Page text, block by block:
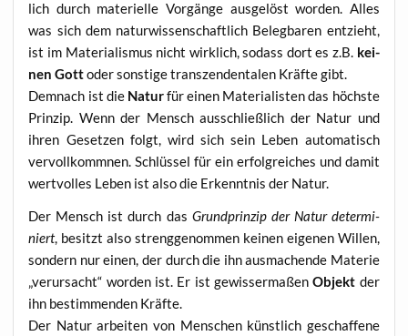
lich durch mate­ri­el­le Vor­gän­ge aus­ge­löst wor­den. Alles
was sich dem natur­wis­sen­schaft­lich Beleg­ba­ren ent­zieht,
ist im Mate­ria­lis­mus nicht wirk­lich, sodass dort es z.B. kei­
nen Gottoder sons­ti­ge tran­szen­den­ta­len Kräf­te gibt.
Dem­nach ist die Naturfür einen Mate­ria­lis­ten das höchs­te
Prin­zip. Wenn der Mensch aus­schließ­lich der Natur und
ihren Geset­zen folgt, wird sich sein Leben auto­ma­tisch
ver­voll­komm­nen. Schlüs­sel für ein erfolg­rei­ches und damit
wert­vol­les Leben ist also die Erkennt­nis der Natur.
Der Mensch ist durch das Grund­prin­zip der Natur deter­mi­
niert, besitzt also streng­ge­nom­men kei­nen eige­nen Wil­len,
son­dern nur einen, der durch die ihn aus­ma­chen­de Mate­rie
„ver­ur­sacht“ wor­den ist. Er ist gewis­ser­ma­ßenObjekt der
ihn bestim­men­den Kräfte.
Der Natur arbei­ten von Men­schen künst­lich geschaf­fe­ne